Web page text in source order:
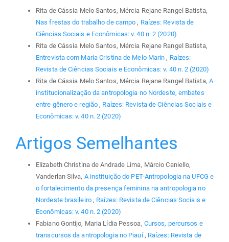
Rita de Cássia Melo Santos, Mércia Rejane Rangel Batista,
Nas frestas do trabalho de campo, Raízes: Revista de
Ciências Sociais e Econômicas: v. 40 n. 2 (2020)
Rita de Cássia Melo Santos, Mércia Rejane Rangel Batista,
Entrevista com Maria Cristina de Melo Marin, Raízes:
Revista de Ciências Sociais e Econômicas: v. 40 n. 2 (2020)
Rita de Cássia Melo Santos, Mércia Rejane Rangel Batista, A
institucionalização da antropologia no Nordeste, embates
entre gênero e região, Raízes: Revista de Ciências Sociais e
Econômicas: v. 40 n. 2 (2020)
Artigos Semelhantes
Elizabeth Christina de Andrade Lima, Márcio Caniello,
Vanderlan Silva, A instituição do PET-Antropologia na UFCG e
o fortalecimento da presença feminina na antropologia no
Nordeste brasileiro , Raízes: Revista de Ciências Sociais e
Econômicas: v. 40 n. 2 (2020)
Fabiano Gontijo, Maria Lídia Pessoa, Cursos, percursos e
transcursos da antropologia no Piauí , Raízes: Revista de